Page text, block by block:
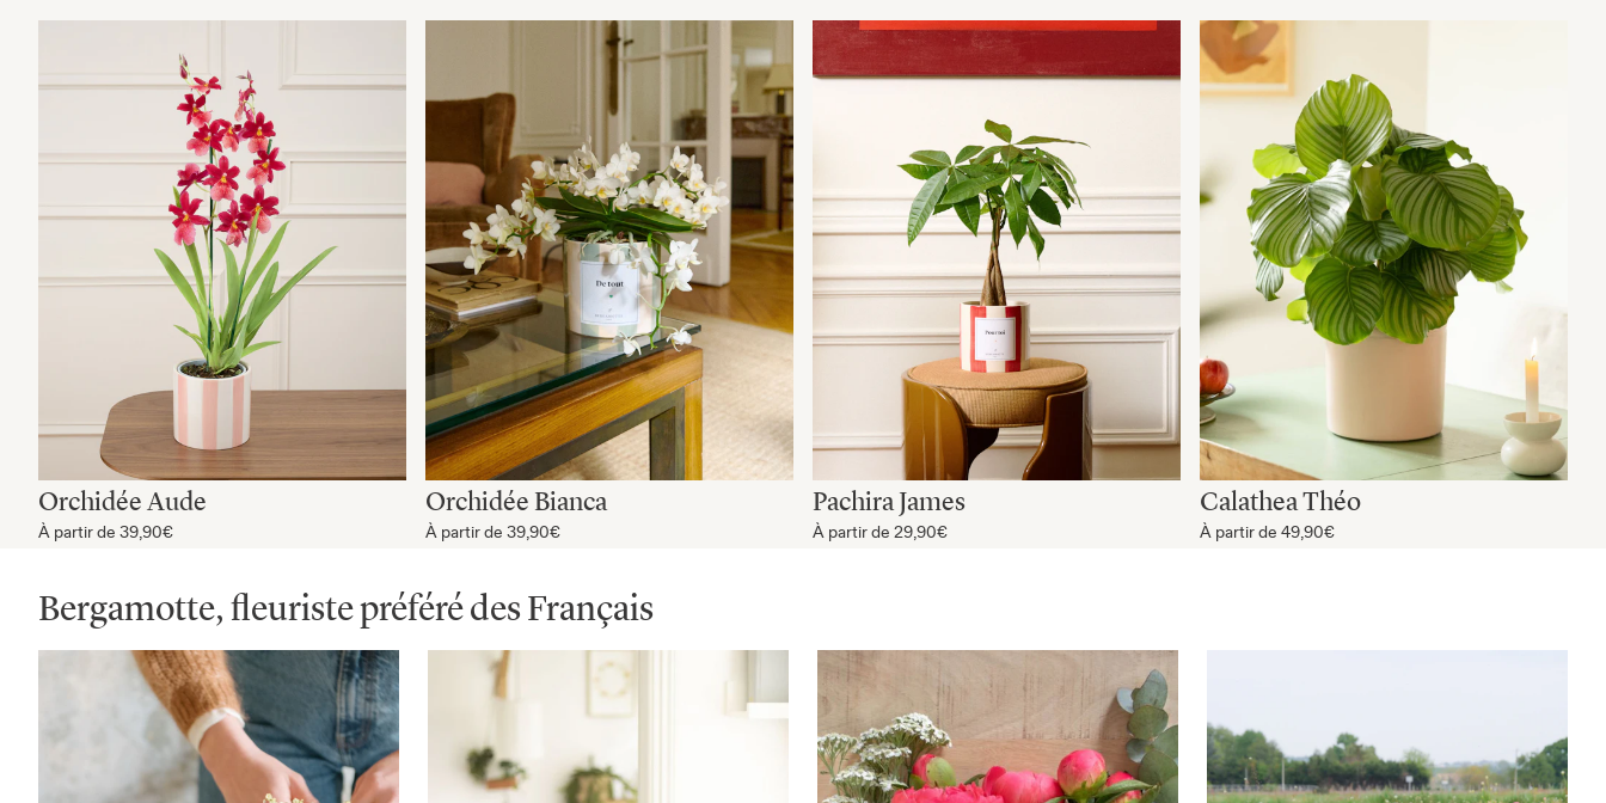
Orchidée Aude
À partir de 39,90€
Orchidée Bianca
À partir de 39,90€
Pachira James
À partir de 29,90€
Calathea Théo
À partir de 49,90€
Bergamotte, fleuriste préféré des Français